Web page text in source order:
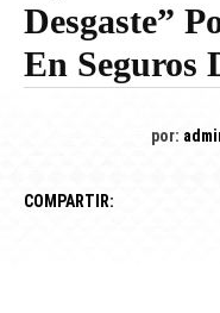
Desgaste”
En Seguros
por:
COMPARTIR: